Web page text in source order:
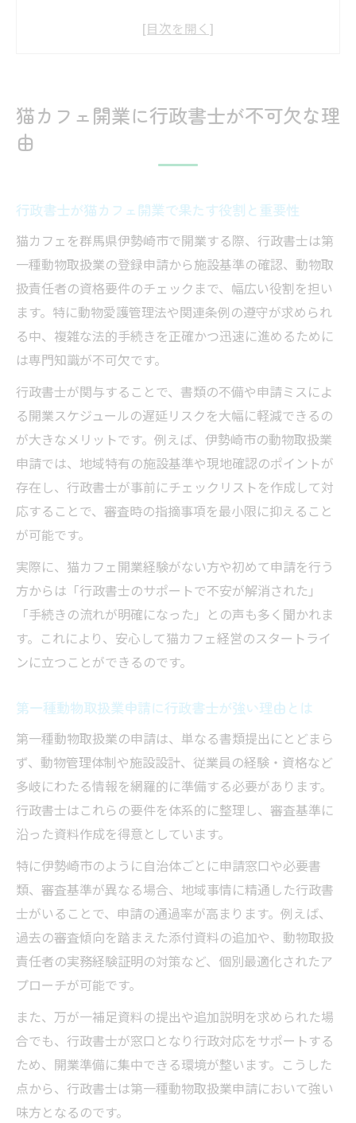
行政書士が猫カフェ開業時の書類作成を徹
動物取扱業資格取得で行政書士が提供する
第一種動物取扱業申請の流れと注意ポイント
行政書士のサポートで申請手続きがスムー
ズに進行
動物取扱業資格取得方法と必要書類の全体
像
第一種動物取扱業申請の審査基準と行政書
申請書類の作成ポイントを行政書士が解説
群馬県の動物取扱業一覧から見る注意点
行政書士活用で安全な猫カフェ運営を実現
行政書士がもたらす猫カフェのリスク管理
と安全性
猫カフェの暗黙ルールと行政書士の指導ポ
イント
動物愛護管理と行政書士のサポート体制
行政書士が助ける感染症予防と衛生管理方
法
猫カフェ運営で行政書士と安全対策を徹底
行政書士が整理する実務経験アルバイトの
活用法
動物取扱責任者資格取得に行政書士が役立
つ理由
実務経験要件の確認と行政書士のアドバイ
ス
第二種動物取扱業実務経験と行政書士の支
援
行政書士が伝える資格要件の詳細と注意点
伊勢崎エリアで押さえておきたい手続きのコツ
行政書士が案内する地域手続きの流れと対
群馬県動物取扱業一覧を参考にしたポイン
ト解説
行政書士が伝える施設基準と地域独自の注
意事項
猫カフェ開業に行政書士が不可欠な理
由
行政書士が猫カフェ開業で果たす役割と重要性
猫カフェを群馬県伊勢崎市で開業する際、行政書士は第
一種動物取扱業の登録申請から施設基準の確認、動物取
扱責任者の資格要件のチェックまで、幅広い役割を担い
ます。特に動物愛護管理法や関連条例の遵守が求められ
る中、複雑な法的手続きを正確かつ迅速に進めるために
は専門知識が不可欠です。
行政書士が関与することで、書類の不備や申請ミスによ
る開業スケジュールの遅延リスクを大幅に軽減できるの
が大きなメリットです。例えば、伊勢崎市の動物取扱業
申請では、地域特有の施設基準や現地確認のポイントが
存在し、行政書士が事前にチェックリストを作成して対
応することで、審査時の指摘事項を最小限に抑えること
が可能です。
実際に、猫カフェ開業経験がない方や初めて申請を行う
方からは「行政書士のサポートで不安が解消された」
「手続きの流れが明確になった」との声も多く聞かれま
す。これにより、安心して猫カフェ経営のスタートライ
ンに立つことができるのです。
第一種動物取扱業申請に行政書士が強い理由とは
第一種動物取扱業の申請は、単なる書類提出にとどまら
ず、動物管理体制や施設設計、従業員の経験・資格など
多岐にわたる情報を網羅的に準備する必要があります。
行政書士はこれらの要件を体系的に整理し、審査基準に
沿った資料作成を得意としています。
特に伊勢崎市のように自治体ごとに申請窓口や必要書
類、審査基準が異なる場合、地域事情に精通した行政書
士がいることで、申請の通過率が高まります。例えば、
過去の審査傾向を踏まえた添付資料の追加や、動物取扱
責任者の実務経験証明の対策など、個別最適化されたア
プローチが可能です。
また、万が一補足資料の提出や追加説明を求められた場
合でも、行政書士が窓口となり行政対応をサポートする
ため、開業準備に集中できる環境が整います。こうした
点から、行政書士は第一種動物取扱業申請において強い
味方となるのです。